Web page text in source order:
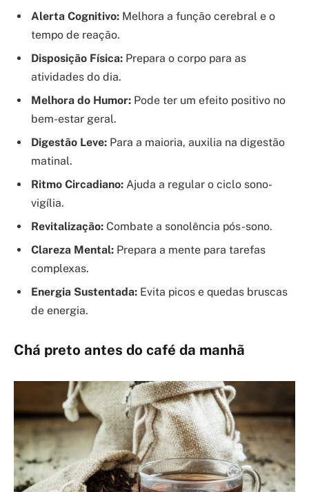
Alerta Cognitivo: Melhora a função cerebral e o
tempo de reação.
Disposição Física: Prepara o corpo para as
atividades do dia.
Melhora do Humor: Pode ter um efeito positivo no
bem-estar geral.
Digestão Leve: Para a maioria, auxilia na digestão
matinal.
Ritmo Circadiano: Ajuda a regular o ciclo sono-
vigília.
Revitalização: Combate a sonolência pós-sono.
Clareza Mental: Prepara a mente para tarefas
complexas.
Energia Sustentada: Evita picos e quedas bruscas
de energia.
Chá preto antes do café da manhã